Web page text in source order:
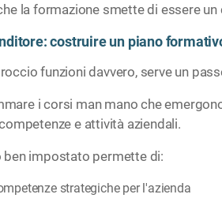
la formazione smette di essere
costruire un piano
funzioni davvero, serve un
i corsi man mano che
e attività aziendali.
ben impostato permette di:
strategiche per l'azienda